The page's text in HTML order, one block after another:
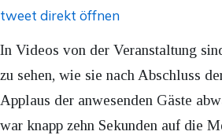
tweet direkt öffnen
In Videos von der Veranstaltung
zu sehen, wie sie nach Abschluss
Applaus der anwesenden Gäste
war knapp zehn Sekunden auf die